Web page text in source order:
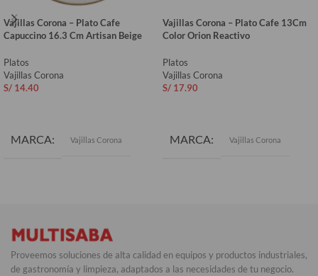
Vajillas Corona – Plato Cafe
Capuccino 16.3 Cm Artisan Beige
Platos
Vajillas Corona
S/ 14.40
MARCA Vajillas Corona
Vajillas Corona – Plato Cafe 13Cm
Color Orion Reactivo
Platos
Vajillas Corona
S/ 17.90
MARCA Vajillas Corona
Proveemos soluciones de alta calidad en equipos y productos industriales,
de gastronomía y limpieza, adaptados a las necesidades de tu negocio.